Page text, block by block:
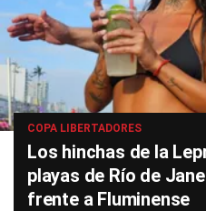
COPA LIBERTADORES
Los hinchas de la
playas de Río de
frente a Fluminense